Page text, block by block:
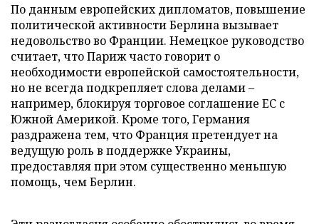
По данным европейских дипломатов, повышение
политической активности Берлина вызывает
недовольство во Франции. Немецкое руководство
считает, что Париж часто говорит о
необходимости европейской самостоятельности,
но не всегда подкрепляет слова делами –
например, блокируя торговое соглашение ЕС с
Южной Америкой. Кроме того, Германия
раздражена тем, что Франция претендует на
ведущую роль в поддержке Украины,
предоставляя при этом существенно меньшую
помощь, чем Берлин.